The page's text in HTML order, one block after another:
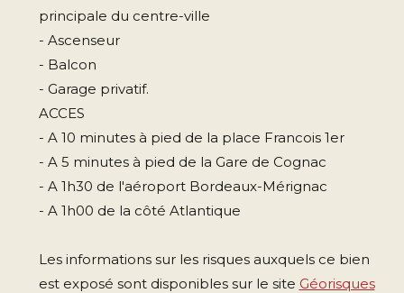
principale du centre-ville
- Ascenseur
- Balcon
- Garage privatif.
ACCES
- A 10 minutes à pied de la place Francois 1er
- A 5 minutes à pied de la Gare de Cognac
- A 1h30 de l'aéroport Bordeaux-Mérignac
- A 1h00 de la côté Atlantique
Les informations sur les risques auxquels ce bien
est exposé sont disponibles sur le site Géorisques